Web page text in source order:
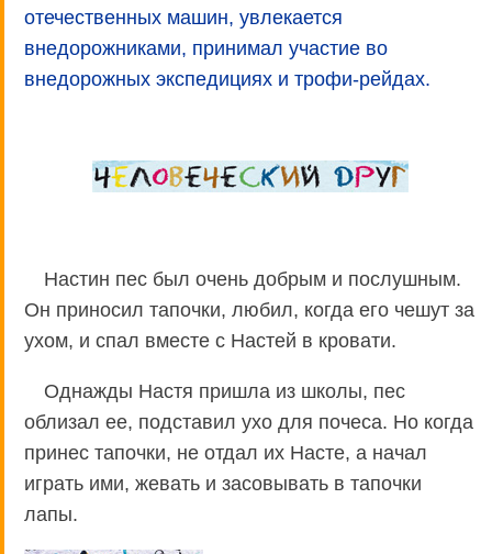
отечественных машин, увлекается
внедорожниками, принимал участие во
внедорожных экспедициях и трофи-рейдах.
Настин пес был очень добрым и послушным.
Он приносил тапочки, любил, когда его чешут за
ухом, и спал вместе с Настей в кровати.
Однажды Настя пришла из школы, пес
облизал ее, подставил ухо для почеса. Но когда
принес тапочки, не отдал их Насте, а начал
играть ими, жевать и засовывать в тапочки
лапы.